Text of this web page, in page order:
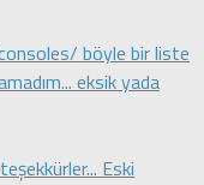
böyle bir liste
eksik yada
Eski